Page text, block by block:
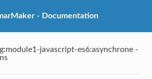
- Documentation
javascript-es6:asynchrone -